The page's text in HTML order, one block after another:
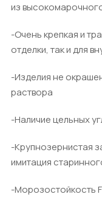
из
-Очень крепкая и
отделки, так и для
-Изделия не
раствора
-Наличие цельных
-Крупнозернистая
имитация
-